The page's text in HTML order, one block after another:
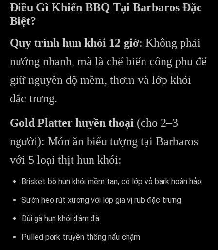
Điều Gì Khiến BBQ Tại Barbaros Đặc
Biệt?
Quy trình hun khói 12 giờ: Không phải
nướng nhanh, mà là chế biến công phu để
giữ nguyên độ mềm, thơm và lớp khói
đặc trưng.
Gold Platter huyền thoại (cho 2–3
người): Món ăn biểu tượng tại Barbaros
với 5 loại thịt hun khói:
Brisket bò hun khói mềm tan, có lớp vỏ bark hoàn hảo
Sườn heo rút xương với lớp gia vị rub đặc trưng
Đùi gà hun khói đậm đà
Pulled pork truyền thống nấu chậm